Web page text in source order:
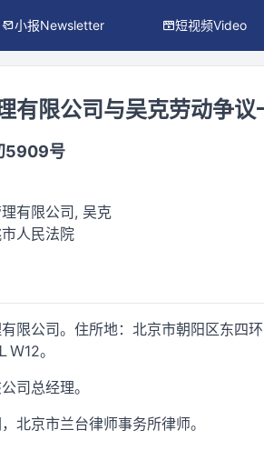
小报Newsletter 短视频Video
有限公司与吴克劳动争
5909号
有限公司, 吴克
人民法院
限公司。住所地：北京市朝阳区东四
12。
司总经理。
北京市兰台律师事务所律师。